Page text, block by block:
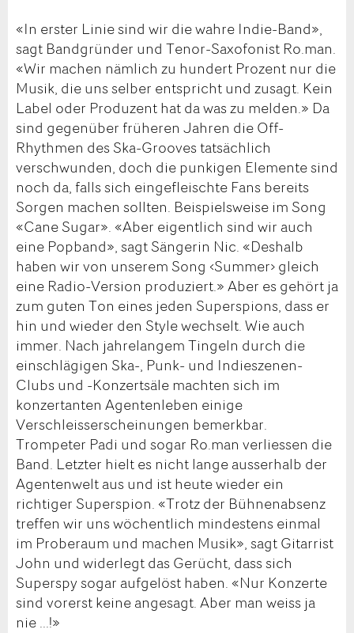
«In erster Linie sind wir die wahre Indie-Band»,
sagt Bandgründer und Tenor-Saxofonist Ro.man.
«Wir machen nämlich zu hundert Prozent nur die
Musik, die uns selber entspricht und zusagt. Kein
Label oder Produzent hat da was zu melden.» Da
sind gegenüber früheren Jahren die Off-
Rhythmen des Ska-Grooves tatsächlich
verschwunden, doch die punkigen Elemente sind
noch da, falls sich eingefleischte Fans bereits
Sorgen machen sollten. Beispielsweise im Song
«Cane Sugar». «Aber eigentlich sind wir auch
eine Popband», sagt Sängerin Nic. «Deshalb
haben wir von unserem Song ‹Summer› gleich
eine Radio-Version produziert.» Aber es gehört ja
zum guten Ton eines jeden Superspions, dass er
hin und wieder den Style wechselt. Wie auch
immer. Nach jahrelangem Tingeln durch die
einschlägigen Ska-, Punk- und Indieszenen-
Clubs und -Konzertsäle machten sich im
konzertanten Agentenleben einige
Verschleisserscheinungen bemerkbar.
Trompeter Padi und sogar Ro.man verliessen die
Band. Letzter hielt es nicht lange ausserhalb der
Agentenwelt aus und ist heute wieder ein
richtiger Superspion. «Trotz der Bühnenabsenz
treffen wir uns wöchentlich mindestens einmal
im Proberaum und machen Musik», sagt Gitarrist
John und widerlegt das Gerücht, dass sich
Superspy sogar aufgelöst haben. «Nur Konzerte
sind vorerst keine angesagt. Aber man weiss ja
nie ...!»